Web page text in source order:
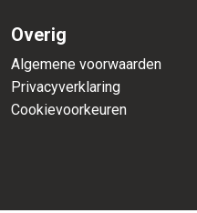
Overig
Algemene voorwaarden
Privacyverklaring
Cookievoorkeuren